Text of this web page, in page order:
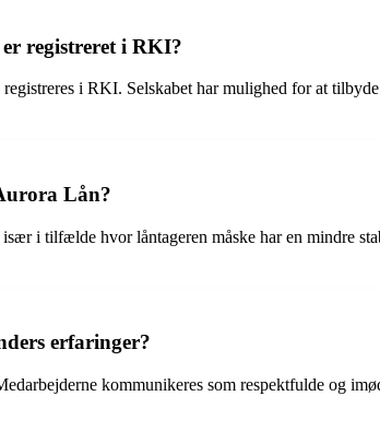
registreret i RKI?
i RKI. Selskabet har mulighed for at
Lån?
i tilfælde hvor låntageren måske har en mindre
erfaringer?
kommunikeres som respektfulde og